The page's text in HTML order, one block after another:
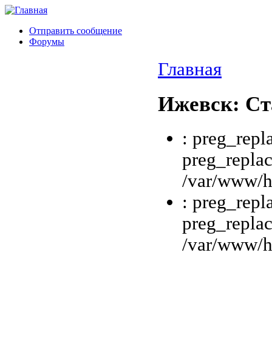
Отправить сообщение
Форумы
Главная
Ижевск:
:
/var/www/
:
/var/www/